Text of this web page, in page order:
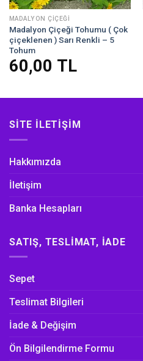
MADALYON ÇIÇEĞI
Madalyon Çiçeği Tohumu ( Çok
çiçeklenen ) Sarı Renkli – 5
Tohum
60,00 TL
SITE İLETIŞIM
Hakkımızda
İletişim
Banka Hesapları
SATIŞ, TESLIMAT, İADE
Sepet
Teslimat Bilgileri
İade & Değişim
Ön Bilgilendirme Formu